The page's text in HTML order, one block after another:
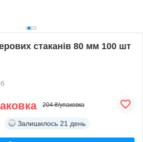
стаканів 80 мм 100 шт
204 ₴/упаковка
Залишилось 21 день